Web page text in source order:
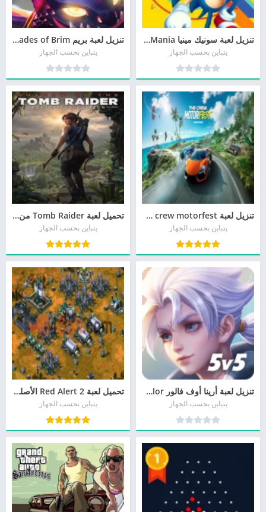
تنزيل لعبة سونيك مينيا Sonic Mania مجاناً
يتباين بحسب الجهاز
تنزيل لعبة بريم Blades of Brim مجانا
يتباين بحسب الجهاز
تنزيل لعبة the crew motorfest من ميديا فاير
يتباين بحسب الجهاز
تحميل لعبة Tomb Raider من ميديا فاير
يتباين بحسب الجهاز
تنزيل لعبة أرينا أوف فالور Arena of Valor للاندرويد مجانا
يتباين بحسب الجهاز
تحميل لعبة Red Alert 2 الأصلية كاملة للهاتف
يتباين بحسب الجهاز